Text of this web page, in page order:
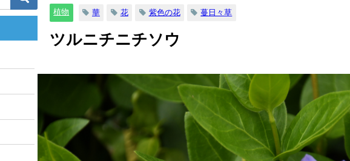
植物 華 花 紫色の花 蔓日々草
ツルニチニチソウ